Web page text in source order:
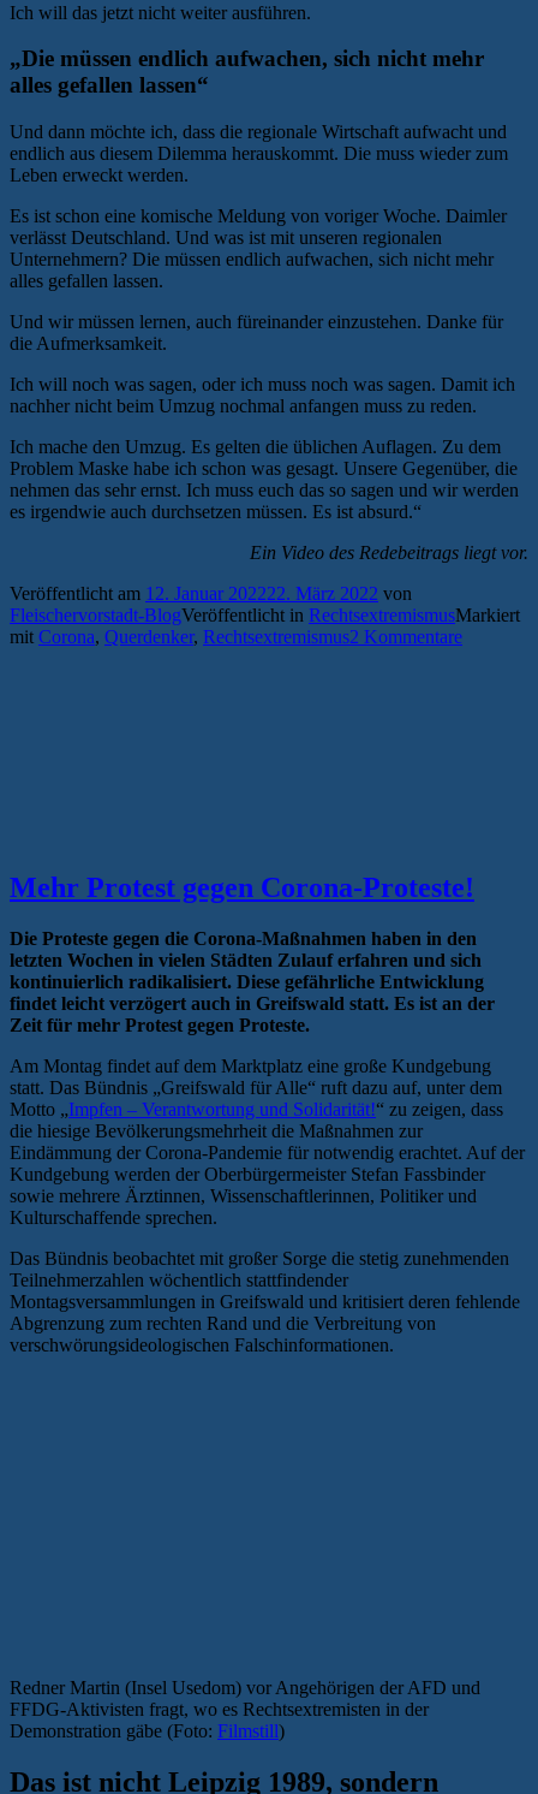
Ich will das jetzt nicht weiter ausführen.
„Die müssen endlich aufwachen, sich nicht mehr
alles gefallen lassen“
Und dann möchte ich, dass die regionale Wirtschaft aufwacht und
endlich aus diesem Dilemma herauskommt. Die muss wieder zum
Leben erweckt werden.
Es ist schon eine komische Meldung von voriger Woche. Daimler
verlässt Deutschland. Und was ist mit unseren regionalen
Unternehmern? Die müssen endlich aufwachen, sich nicht mehr
alles gefallen lassen.
Und wir müssen lernen, auch füreinander einzustehen. Danke für
die Aufmerksamkeit.
Ich will noch was sagen, oder ich muss noch was sagen. Damit ich
nachher nicht beim Umzug nochmal anfangen muss zu reden.
Ich mache den Umzug. Es gelten die üblichen Auflagen. Zu dem
Problem Maske habe ich schon was gesagt. Unsere Gegenüber, die
nehmen das sehr ernst. Ich muss euch das so sagen und wir werden
es irgendwie auch durchsetzen müssen. Es ist absurd.“
Ein Video des Redebeitrags liegt vor.
Veröffentlicht am 12. Januar 202222. März 2022 von
Fleischervorstadt-BlogVeröffentlicht in RechtsextremismusMarkiert
mit Corona, Querdenker, Rechtsextremismus2 Kommentare
Mehr Protest gegen Corona-Proteste!
Die Proteste gegen die Corona-Maßnahmen haben in den
letzten Wochen in vielen Städten Zulauf erfahren und sich
kontinuierlich radikalisiert. Diese gefährliche Entwicklung
findet leicht verzögert auch in Greifswald statt. Es ist an der
Zeit für mehr Protest gegen Proteste.
Am Montag findet auf dem Marktplatz eine große Kundgebung
statt. Das Bündnis „Greifswald für Alle“ ruft dazu auf, unter dem
Motto „Impfen – Verantwortung und Solidarität!“ zu zeigen, dass
die hiesige Bevölkerungsmehrheit die Maßnahmen zur
Eindämmung der Corona-Pandemie für notwendig erachtet. Auf der
Kundgebung werden der Oberbürgermeister Stefan Fassbinder
sowie mehrere Ärztinnen, Wissenschaftlerinnen, Politiker und
Kulturschaffende sprechen.
Das Bündnis beobachtet mit großer Sorge die stetig zunehmenden
Teilnehmerzahlen wöchentlich stattfindender
Montagsversammlungen in Greifswald und kritisiert deren fehlende
Abgrenzung zum rechten Rand und die Verbreitung von
verschwörungsideologischen Falschinformationen.
Redner Martin (Insel Usedom) vor Angehörigen der AFD und
FFDG-Aktivisten fragt, wo es Rechtsextremisten in der
Demonstration gäbe (Foto: Filmstill)
Das ist nicht Leipzig 1989, sondern